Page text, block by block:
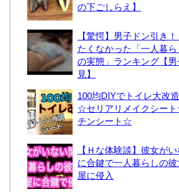
の下ごしらえ】
【驚愕】男子ドン引き！
たくなかった「一人暮ら
の実態」ランキング【
見】
100均DIYでトイレ大改
☆セリアリメイクシー
チンシート☆
【Ｈな体験談】彼女が
に合鍵で一人暮らしの彼
屋に侵入